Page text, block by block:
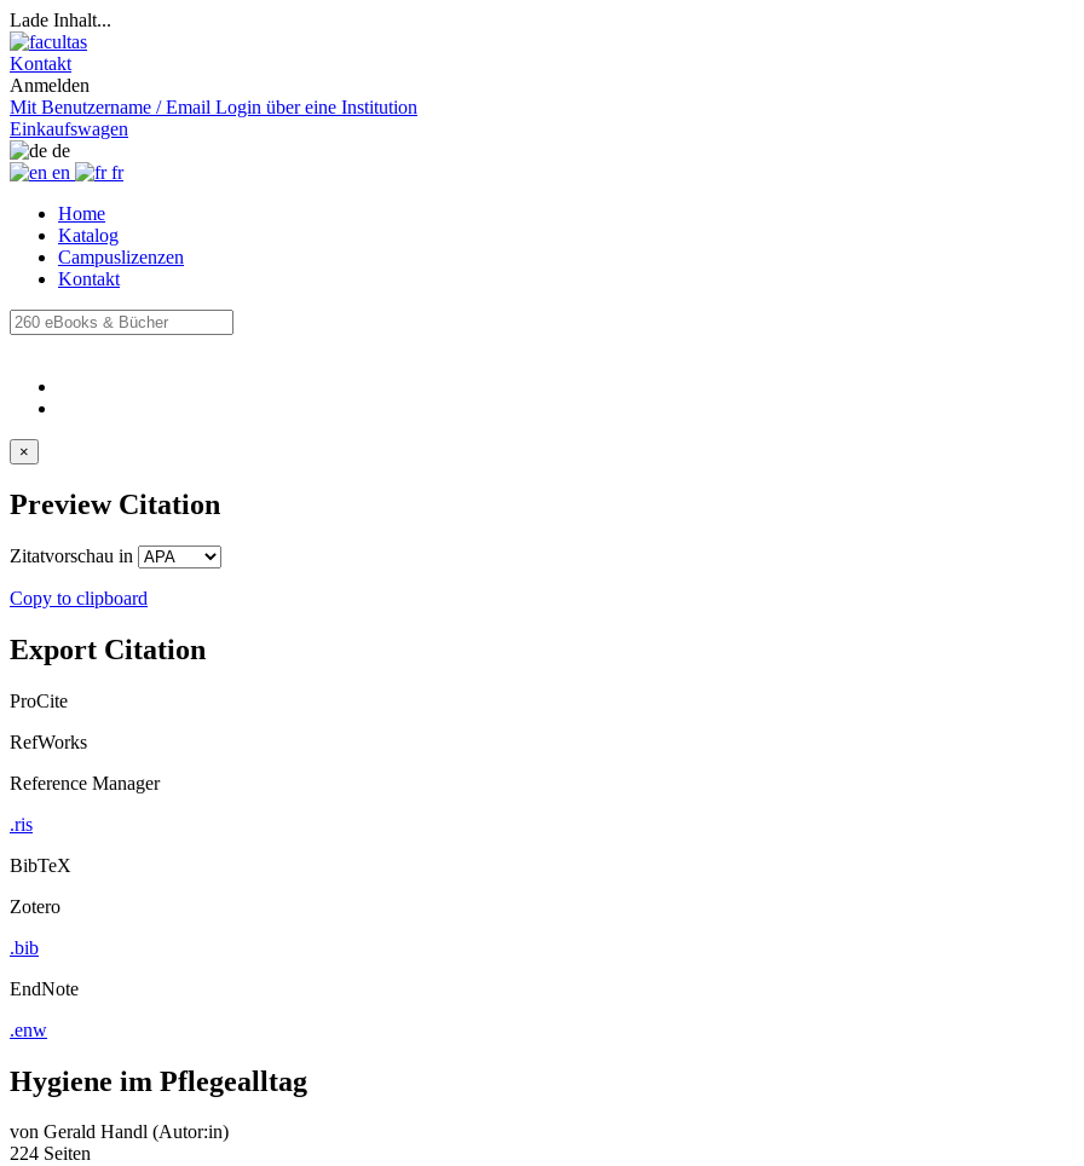
Lade Inhalt...
Kontakt
Anmelden
Mit Benutzername / Email Login über eine Institution
Einkaufswagen
de
en
fr
Home
Katalog
Campuslizenzen
Kontakt
×
Preview Citation
Zitatvorschau in
Copy to clipboard
Export Citation
ProCite
RefWorks
Reference Manager
.ris
BibTeX
Zotero
.bib
EndNote
.enw
Hygiene im Pflegealltag
von Gerald Handl (Autor:in)
224 Seiten